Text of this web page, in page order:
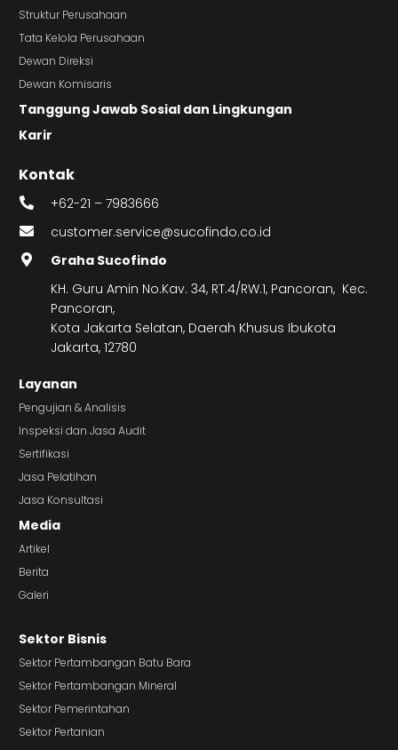
Struktur Perusahaan
Tata Kelola Perusahaan
Dewan Direksi
Dewan Komisaris
Tanggung Jawab Sosial dan Lingkungan
Karir
Kontak
+62-21 – 7983666
customer.service@sucofindo.co.id
Graha Sucofindo
KH. Guru Amin No.Kav. 34, RT.4/RW.1, Pancoran, Kec.
Pancoran,
Kota Jakarta Selatan, Daerah Khusus Ibukota
Jakarta, 12780
Layanan
Pengujian & Analisis
Inspeksi dan Jasa Audit
Sertifikasi
Jasa Pelatihan
Jasa Konsultasi
Media
Artikel
Berita
Galeri
Sektor Bisnis
Sektor Pertambangan Batu Bara
Sektor Pertambangan Mineral
Sektor Pemerintahan
Sektor Pertanian